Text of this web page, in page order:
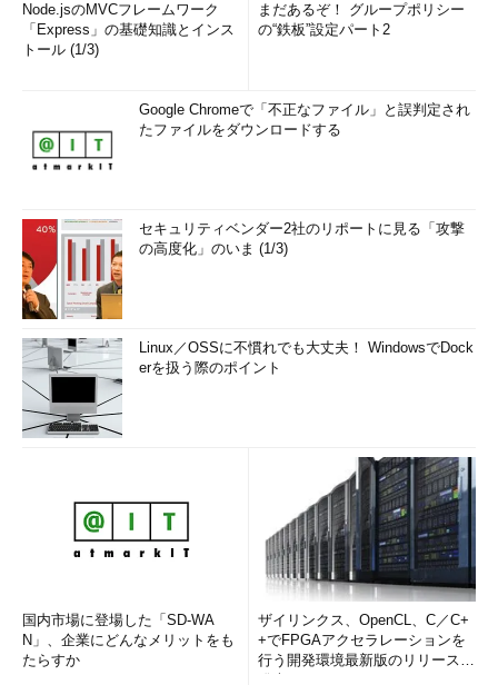
Node.jsのMVCフレームワーク
「Express」の基礎知識とインス
トール (1/3)
まだあるぞ！ グループポリシー
の“鉄板”設定パート2
Google Chromeで「不正なファイル」と誤判定され
たファイルをダウンロードする
セキュリティベンダー2社のリポートに見る「攻撃
の高度化」のいま (1/3)
Linux／OSSに不慣れでも大丈夫！ WindowsでDock
erを扱う際のポイント
国内市場に登場した「SD-WA
N」、企業にどんなメリットをも
たらすか
ザイリンクス、OpenCL、C／C+
+でFPGAアクセラレーションを
行う開発環境最新版のリリースを